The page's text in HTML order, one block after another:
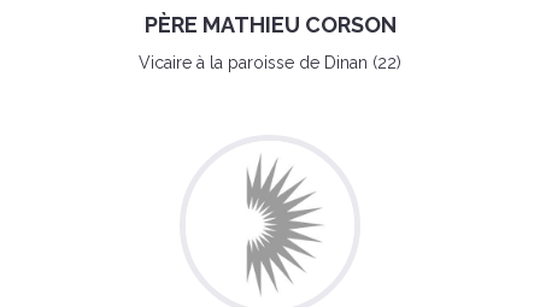
PÈRE MATHIEU CORSON
Vicaire à la paroisse de Dinan (22)